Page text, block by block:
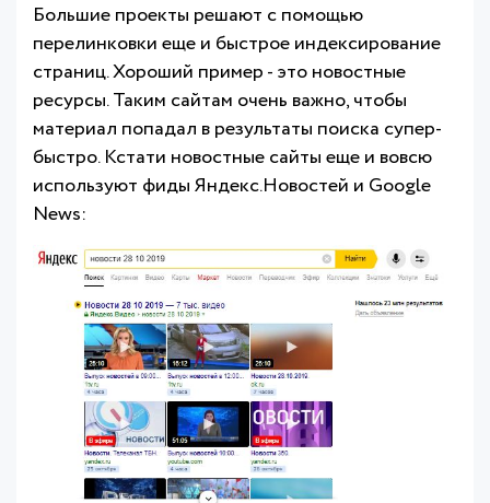
Большие проекты решают с помощью
перелинковки еще и быстрое индексирование
страниц. Хороший пример - это новостные
ресурсы. Таким сайтам очень важно, чтобы
материал попадал в результаты поиска супер-
быстро. Кстати новостные сайты еще и вовсю
используют фиды Яндекс.Новостей и Google
News: